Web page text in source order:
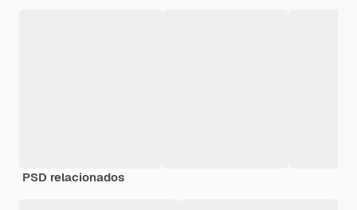
PSD relacionados